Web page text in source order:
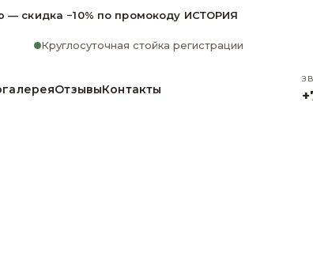
— скидка −10% по промокоду ИСТОРИЯ
Круглосуточная стойка регистрации
ОтзывыКонтакты